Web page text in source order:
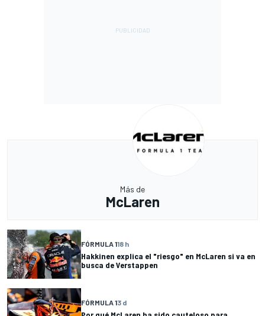
Más de
McLaren
FÓRMULA 118 h
Hakkinen explica el "riesgo" en McLaren si va en
busca de Verstappen
FÓRMULA 13 d